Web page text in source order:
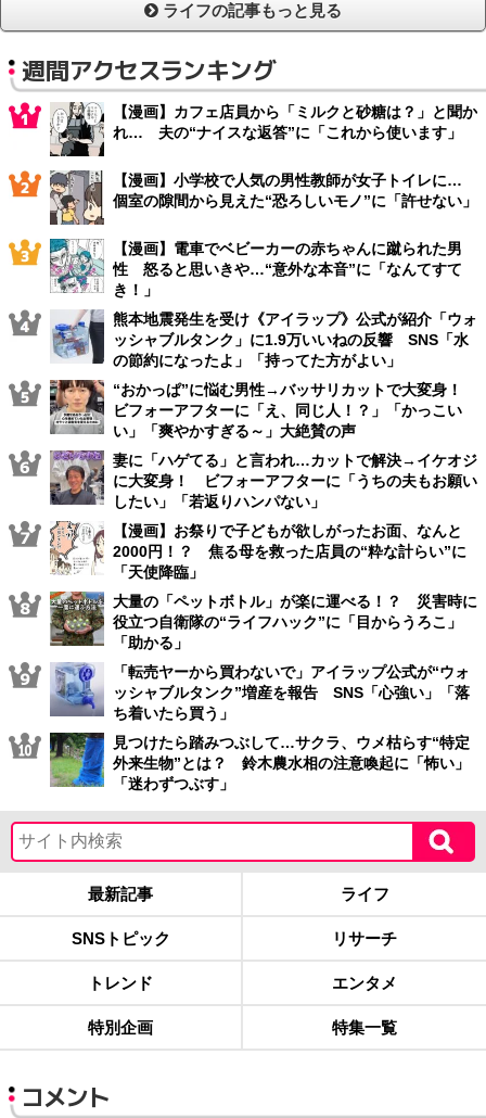
ライフの記事もっと見る
週間アクセスランキング
【漫画】カフェ店員から「ミルクと砂糖は？」と聞か
れ… 夫の“ナイスな返答”に「これから使います」
【漫画】小学校で人気の男性教師が女子トイレに…
個室の隙間から見えた“恐ろしいモノ”に「許せない」
【漫画】電車でベビーカーの赤ちゃんに蹴られた男
性 怒ると思いきや…“意外な本音”に「なんてすて
き！」
熊本地震発生を受け《アイラップ》公式が紹介「ウォ
ッシャブルタンク」に1.9万いいねの反響 SNS「水
の節約になったよ」「持ってた方がよい」
“おかっぱ”に悩む男性→バッサリカットで大変身！
ビフォーアフターに「え、同じ人！？」「かっこい
い」「爽やかすぎる～」大絶賛の声
妻に「ハゲてる」と言われ…カットで解決→イケオジ
に大変身！ ビフォーアフターに「うちの夫もお願い
したい」「若返りハンパない」
【漫画】お祭りで子どもが欲しがったお面、なんと
2000円！？ 焦る母を救った店員の“粋な計らい”に
「天使降臨」
大量の「ペットボトル」が楽に運べる！？ 災害時に
役立つ自衛隊の“ライフハック”に「目からうろこ」
「助かる」
「転売ヤーから買わないで」アイラップ公式が“ウォ
ッシャブルタンク”増産を報告 SNS「心強い」「落
ち着いたら買う」
見つけたら踏みつぶして…サクラ、ウメ枯らす“特定
外来生物”とは？ 鈴木農水相の注意喚起に「怖い」
「迷わずつぶす」
最新記事 ライフ
SNSトピック リサーチ
トレンド エンタメ
特別企画 特集一覧
コメント